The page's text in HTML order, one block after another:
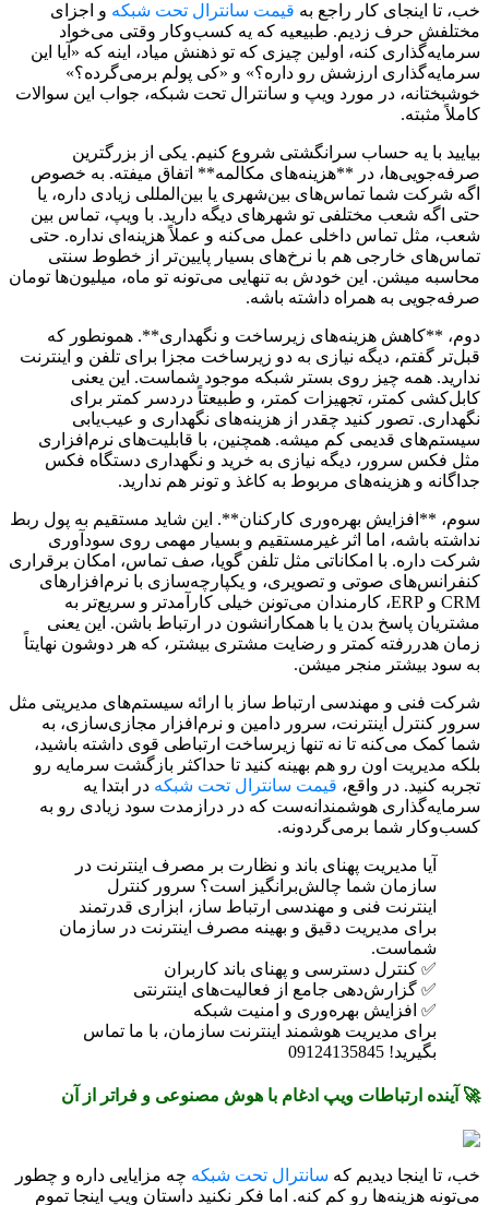
خب، تا اینجای کار راجع به قیمت سانترال تحت شبکه و اجزای
مختلفش حرف زدیم. طبیعیه که یه کسب‌وکار وقتی می‌خواد
سرمایه‌گذاری کنه، اولین چیزی که تو ذهنش میاد، اینه که «آیا این
سرمایه‌گذاری ارزشش رو داره؟» و «کی پولم برمی‌گرده؟»
خوشبختانه، در مورد ویپ و سانترال تحت شبکه، جواب این سوالات
کاملاً مثبته.
بیایید با یه حساب سرانگشتی شروع کنیم. یکی از بزرگترین
صرفه‌جویی‌ها، در **هزینه‌های مکالمه** اتفاق میفته. به خصوص
اگه شرکت شما تماس‌های بین‌شهری یا بین‌المللی زیادی داره، یا
حتی اگه شعب مختلفی تو شهرهای دیگه دارید. با ویپ، تماس بین
شعب، مثل تماس داخلی عمل می‌کنه و عملاً هزینه‌ای نداره. حتی
تماس‌های خارجی هم با نرخ‌های بسیار پایین‌تر از خطوط سنتی
محاسبه میشن. این خودش به تنهایی می‌تونه تو ماه، میلیون‌ها تومان
صرفه‌جویی به همراه داشته باشه.
دوم، **کاهش هزینه‌های زیرساخت و نگهداری**. همونطور که
قبل‌تر گفتم، دیگه نیازی به دو زیرساخت مجزا برای تلفن و اینترنت
ندارید. همه چیز روی بستر شبکه موجود شماست. این یعنی
کابل‌کشی کمتر، تجهیزات کمتر، و طبیعتاً دردسر کمتر برای
نگهداری. تصور کنید چقدر از هزینه‌های نگهداری و عیب‌یابی
سیستم‌های قدیمی کم میشه. همچنین، با قابلیت‌های نرم‌افزاری
مثل فکس سرور، دیگه نیازی به خرید و نگهداری دستگاه فکس
جداگانه و هزینه‌های مربوط به کاغذ و تونر هم ندارید.
سوم، **افزایش بهره‌وری کارکنان**. این شاید مستقیم به پول ربط
نداشته باشه، اما اثر غیرمستقیم و بسیار مهمی روی سودآوری
شرکت داره. با امکاناتی مثل تلفن گویا، صف تماس، امکان برقراری
کنفرانس‌های صوتی و تصویری، و یکپارچه‌سازی با نرم‌افزارهای
CRM و ERP، کارمندان می‌تونن خیلی کارآمدتر و سریع‌تر به
مشتریان پاسخ بدن یا با همکارانشون در ارتباط باشن. این یعنی
زمان هدررفته کمتر و رضایت مشتری بیشتر، که هر دوشون نهایتاً
به سود بیشتر منجر میشن.
شرکت فنی و مهندسی ارتباط ساز با ارائه سیستم‌های مدیریتی مثل
سرور کنترل اینترنت، سرور دامین و نرم‌افزار مجازی‌سازی، به
شما کمک می‌کنه تا نه تنها زیرساخت ارتباطی قوی داشته باشید،
بلکه مدیریت اون رو هم بهینه کنید تا حداکثر بازگشت سرمایه رو
تجربه کنید. در واقع، قیمت سانترال تحت شبکه در ابتدا یه
سرمایه‌گذاری هوشمندانه‌ست که در درازمدت سود زیادی رو به
کسب‌وکار شما برمی‌گردونه.
آیا مدیریت پهنای باند و نظارت بر مصرف اینترنت در
سازمان شما چالش‌برانگیز است؟ سرور کنترل
اینترنت فنی و مهندسی ارتباط ساز، ابزاری قدرتمند
برای مدیریت دقیق و بهینه مصرف اینترنت در سازمان
شماست.
✅ کنترل دسترسی و پهنای باند کاربران
✅ گزارش‌دهی جامع از فعالیت‌های اینترنتی
✅ افزایش بهره‌وری و امنیت شبکه
برای مدیریت هوشمند اینترنت سازمان، با ما تماس
بگیرید! 09124135845
🚀 آینده ارتباطات ویپ ادغام با هوش مصنوعی و فراتر از آن
خب، تا اینجا دیدیم که سانترال تحت شبکه چه مزایایی داره و چطور
می‌تونه هزینه‌ها رو کم کنه. اما فکر نکنید داستان ویپ اینجا تموم